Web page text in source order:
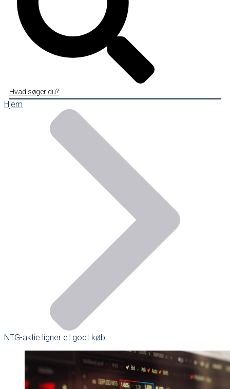
Hvad søger du?
Hjem
NTG-aktie ligner et godt køb